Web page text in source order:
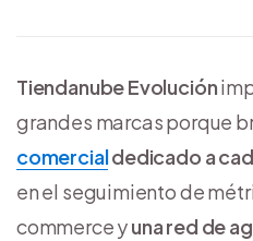
Tiendanube Evolución
grandes marcas porque
comercialdedicado a
en el seguimiento de
commerce yuna red de